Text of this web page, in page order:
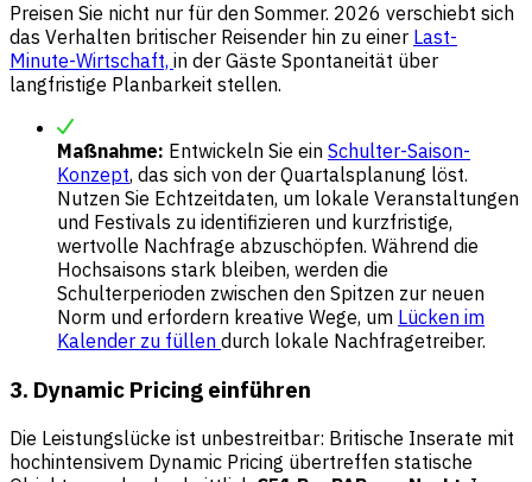
Preisen Sie nicht nur für den Sommer. 2026 verschiebt sich
das Verhalten britischer Reisender hin zu einer Last-
Minute-Wirtschaft, in der Gäste Spontaneität über
langfristige Planbarkeit stellen.
Maßnahme: Entwickeln Sie ein Schulter-Saison-
Konzept, das sich von der Quartalsplanung löst.
Nutzen Sie Echtzeitdaten, um lokale Veranstaltungen
und Festivals zu identifizieren und kurzfristige,
wertvolle Nachfrage abzuschöpfen. Während die
Hochsaisons stark bleiben, werden die
Schulterperioden zwischen den Spitzen zur neuen
Norm und erfordern kreative Wege, um Lücken im
Kalender zu füllen durch lokale Nachfragetreiber.
3. Dynamic Pricing einführen
Die Leistungslücke ist unbestreitbar: Britische Inserate mit
hochintensivem Dynamic Pricing übertreffen statische